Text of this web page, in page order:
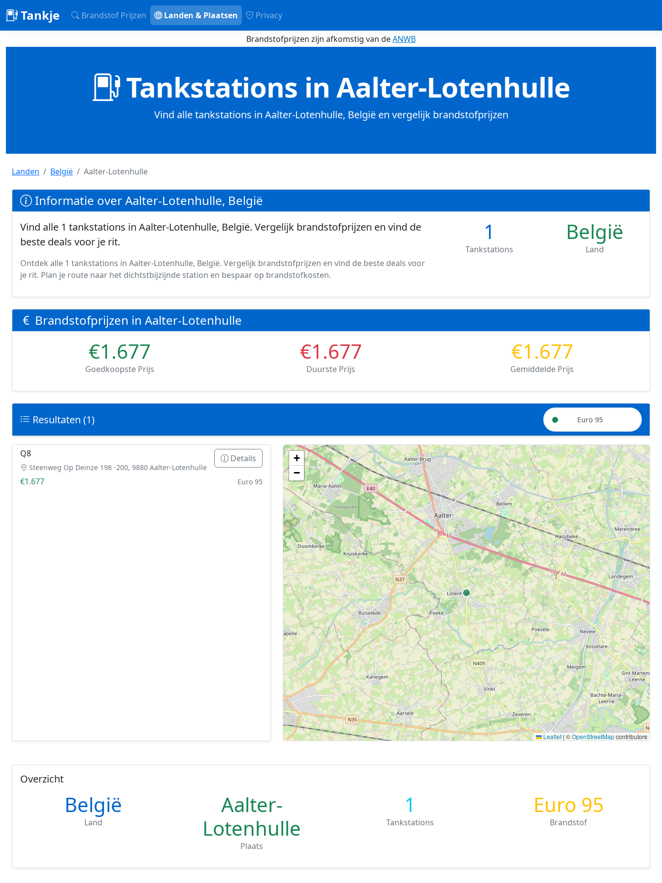
Tankje Brandstof Prijzen Landen & Plaatsen Privacy
Brandstofprijzen zijn afkomstig van deANWB
Tankstations in Aalter-Lotenhulle
Vind alle tankstations in Aalter-Lotenhulle, België en vergelijk brandstofprijzen
Landen België Aalter-Lotenhulle
Informatie over Aalter-Lotenhulle, België
Vind alle 1 tankstations in Aalter-Lotenhulle, België. Vergelijk brandstofprijzen en vind de
beste deals voor je rit.
Ontdek alle 1 tankstations in Aalter-Lotenhulle, België. Vergelijk brandstofprijzen en vind de beste deals voor
je rit. Plan je route naar het dichtstbijzijnde station en bespaar op brandstofkosten.
1
Tankstations
België
Land
Brandstofprijzen in Aalter-Lotenhulle
€1.677
Goedkoopste Prijs
€1.677
Duurste Prijs
€1.677
Gemiddelde Prijs
Resultaten (1) Euro 95
Geen tankstations met locatiegegevens gevonden.
De kaart kan niet worden weergegeven zonder GPS coördinaten.
+
−
Leaflet | ©OpenStreetMapcontributors
Q8
Steenweg Op Deinze 198 -200, 9880 Aalter-Lotenhulle
Details
€1.677 Euro 95
Overzicht
België
Land
Aalter-
Lotenhulle
Plaats
1
Tankstations
Euro 95
Brandstof